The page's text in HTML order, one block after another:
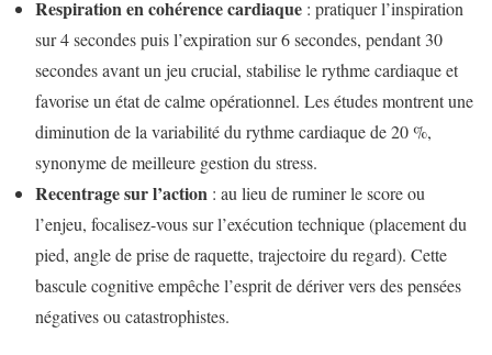
Respiration en cohérence cardiaque : pratiquer l’inspiration
sur 4 secondes puis l’expiration sur 6 secondes, pendant 30
secondes avant un jeu crucial, stabilise le rythme cardiaque et
favorise un état de calme opérationnel. Les études montrent une
diminution de la variabilité du rythme cardiaque de 20 %,
synonyme de meilleure gestion du stress.
Recentrage sur l’action : au lieu de ruminer le score ou
l’enjeu, focalisez-vous sur l’exécution technique (placement du
pied, angle de prise de raquette, trajectoire du regard). Cette
bascule cognitive empêche l’esprit de dériver vers des pensées
négatives ou catastrophistes.